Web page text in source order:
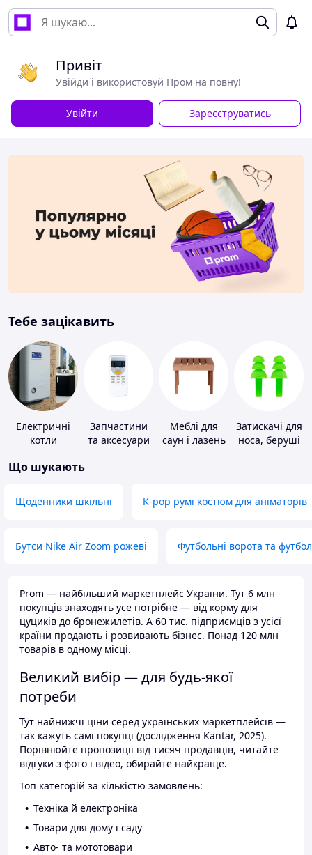
Привіт
Увійди і використовуй Пром на повну!
Увійти Зареєструватись
Тебе зацікавить
Електричні
котли
Запчастини
та аксесуари
кондиціонерів
Меблі для
саун і лазень
Затискачі для
носа, беруші
Що шукають
Щоденники шкільні K-pop румі костюм для аніматорів
Бутси Nike Air Zoom рожеві Футбольні ворота та
Prom — найбільший маркетплейс України. Тут 6 млн
покупців знаходять усе потрібне — від корму для
цуциків до бронежилетів. А 60 тис. підприємців з усієї
країни продають і розвивають бізнес. Понад 120 млн
товарів в одному місці.
Великий вибір — для будь-якої
потреби
Тут найнижчі ціни серед українських маркетплейсів —
так кажуть самі покупці (дослідження Kantar, 2025).
Порівнюйте пропозиції від тисяч продавців, читайте
відгуки з фото і відео, обирайте найкраще.
Топ категорій за кількістю замовлень:
Техніка й електроніка
Товари для дому і саду
Авто- та мототовари